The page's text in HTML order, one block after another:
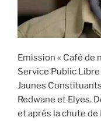
Emission « Café de
Service Public
Jaunes
Redwane et Elyes.
et après la chute de